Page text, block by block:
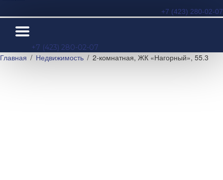
+7 (423) 280-02-07
+7 (423) 280-02-07
Главная Недвижимость 2-комнатная, ЖК «Нагорный», 55.3